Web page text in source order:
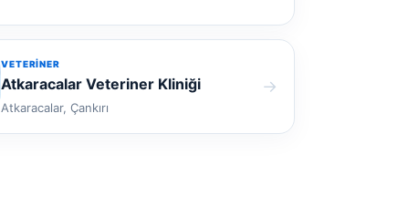
VETERINER
Atkaracalar Veteriner Kliniği
Atkaracalar, Çankırı
→